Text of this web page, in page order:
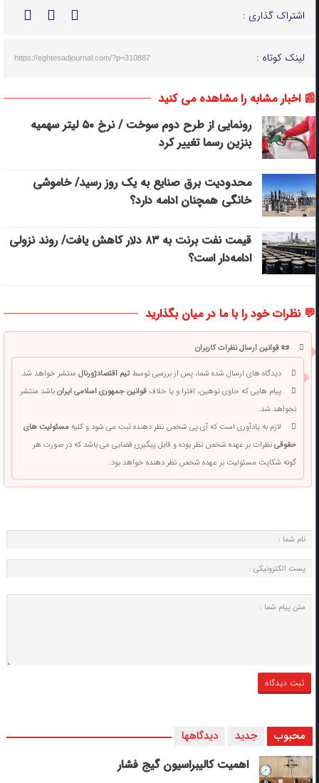
اشتراک گذاری :
لینک کوتاه : https://eghtesadjournal.com/?p=310887
📰 اخبار مشابه را مشاهده می کنید
رونمایی از طرح دوم سوخت / نرخ ۵۰ لیتر سهمیه
بنزین رسما تغییر کرد
محدودیت برق صنایع به یک روز رسید/ خاموشی
خانگی همچنان ادامه دارد؟
قیمت نفت برنت به ۸۳ دلار کاهش یافت/ روند نزولی
ادامه‌دار است؟
💬 نظرات خود را با ما در میان بگذارید
📜 قوانین ارسال نظرات کاربران
دیدگاه های ارسال شده شما، پس از بررسی توسطتیم اقتصادژورنالمنتشر خواهد شد.
پیام هایی که حاوی توهین، افترا و یا خلافقوانین جمهوری اسلامی ایرانباشد منتشر
نخواهد شد.
لازم به یادآوری است که آی پی شخص نظر دهنده ثبت می شود و کلیهمسئولیت های
حقوقینظرات بر عهده شخص نظر بوده و قابل پیگیری قضایی می باشد که در صورت هر
گونه شکایت مسئولیت بر عهده شخص نظر دهنده خواهد بود.
محبوب جدید دیدگاهها
اهمیت کالیبراسیون گیج فشار